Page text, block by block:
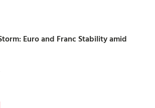
Euro and Franc Stability amid